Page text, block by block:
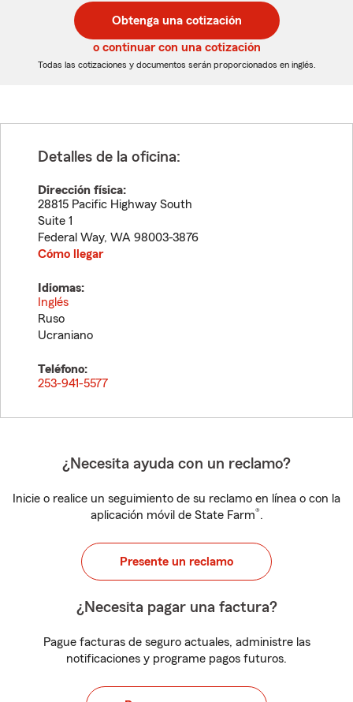
de
5
dígitos
de
5
dígitos
Obtenga una cotización
o continuar con una cotización
Todas las cotizaciones y documentos serán proporcionados en inglés.
Detalles de la oficina:
Dirección física:
28815 Pacific Highway South
Suite 1
Federal Way, WA 98003-3876
Cómo llegar
Idiomas:
Inglés
Ruso
Ucraniano
Teléfono:
253-941-5577
¿Necesita ayuda con un reclamo?
Inicie o realice un seguimiento de su reclamo en línea o con la
aplicación móvil de State Farm®.
Presente un reclamo
¿Necesita pagar una factura?
Pague facturas de seguro actuales, administre las
notificaciones y programe pagos futuros.